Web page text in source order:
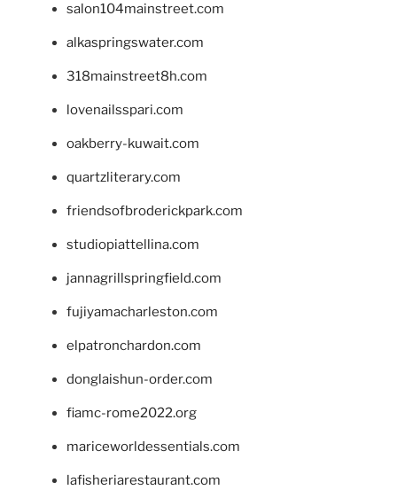
salon104mainstreet.com
alkaspringswater.com
318mainstreet8h.com
lovenailsspari.com
oakberry-kuwait.com
quartzliterary.com
friendsofbroderickpark.com
studiopiattellina.com
jannagrillspringfield.com
fujiyamacharleston.com
elpatronchardon.com
donglaishun-order.com
fiamc-rome2022.org
mariceworldessentials.com
lafisheriarestaurant.com